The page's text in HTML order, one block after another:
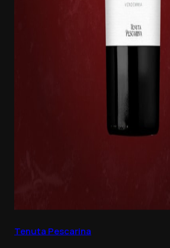
Tenuta Pescarina